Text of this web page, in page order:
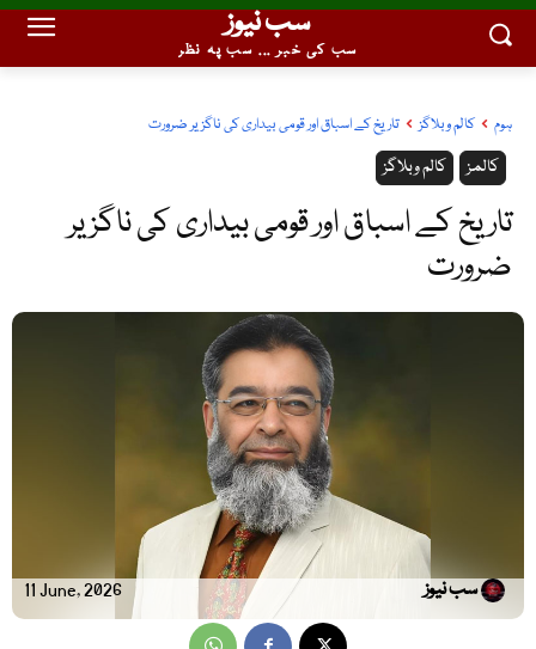
سب نیوز
سب کی خبر ... سب پہ نظر
ہوم کالم وبلاگز تاریخ کے اسباق اور قومی بیداری کی ناگزیر ضرورت
کالم وبلاگز کالمز
تاریخ کے اسباق اور قومی بیداری کی ناگزیر
ضرورت
11 June, 2026 سب نیوز